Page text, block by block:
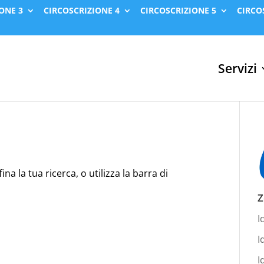
3 CIRCOSCRIZIONE 4 CIRCOSCRIZIONE 5
Servizi
la tua ricerca, o utilizza la barra di